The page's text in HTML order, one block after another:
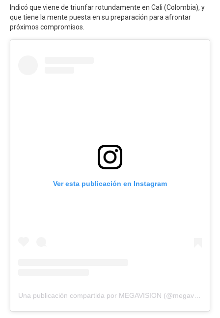
Indicó que viene de triunfar rotundamente en Cali (Colombia), y
que tiene la mente puesta en su preparación para afrontar
próximos compromisos.
Ver esta publicación en Instagram